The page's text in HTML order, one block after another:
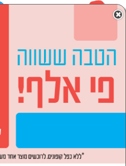
הסתר רשימת
קמפינג וטיולים (6)
ספורט ,מחנאות וילדים KETER כתר פלסטיק
×